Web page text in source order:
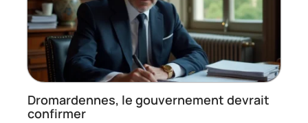
Dromardennes, le gouvernement devrait
confirmer